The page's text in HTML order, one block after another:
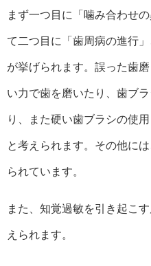
まず一つ目に「噛み合わせ
て二つ目に「歯周病の進行
が挙げられます。誤った歯
い力で歯を磨いたり、歯ブ
り、また硬い歯ブラシの使
と考えられます。その他に
られています。
また、知覚過敏を引き起こ
えられます。